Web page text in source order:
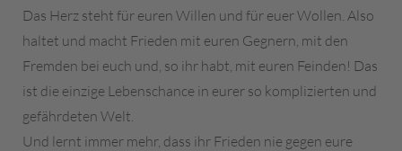
Das Herz steht für euren Willen und für euer Wollen. Also
haltet und macht Frieden mit euren Gegnern, mit den
Fremden bei euch und, so ihr habt, mit euren Feinden! Das
ist die einzige Lebenschance in eurer so komplizierten und
gefährdeten Welt.
Und lernt immer mehr, dass ihr Frieden nie gegen eure